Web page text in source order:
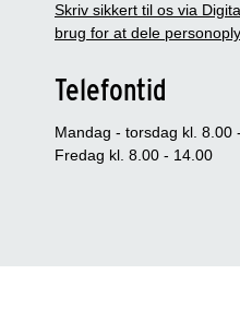
Skriv sikkert til os via
brug for at dele
Telefontid
Mandag - torsdag kl. 8.00
Fredag kl. 8.00 - 14.00